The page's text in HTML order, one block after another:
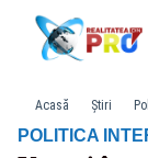
Acasă Știri
POLITICA